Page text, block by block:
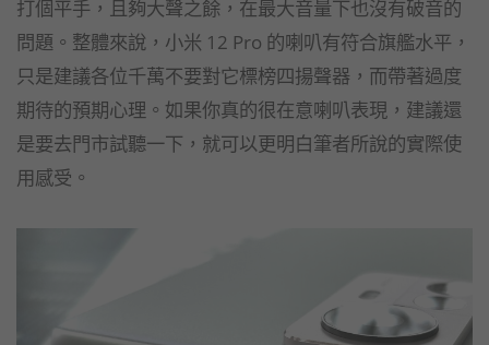
打個平手，且夠大聲之餘，在最大音量下也沒有破音的
問題。整體來說，小米 12 Pro 的喇叭有符合旗艦水平，
只是建議各位千萬不要對它標榜四揚聲器，而帶著過度
期待的預期心理。如果你真的很在意喇叭表現，建議還
是要去門市試聽一下，就可以更明白筆者所說的實際使
用感受。